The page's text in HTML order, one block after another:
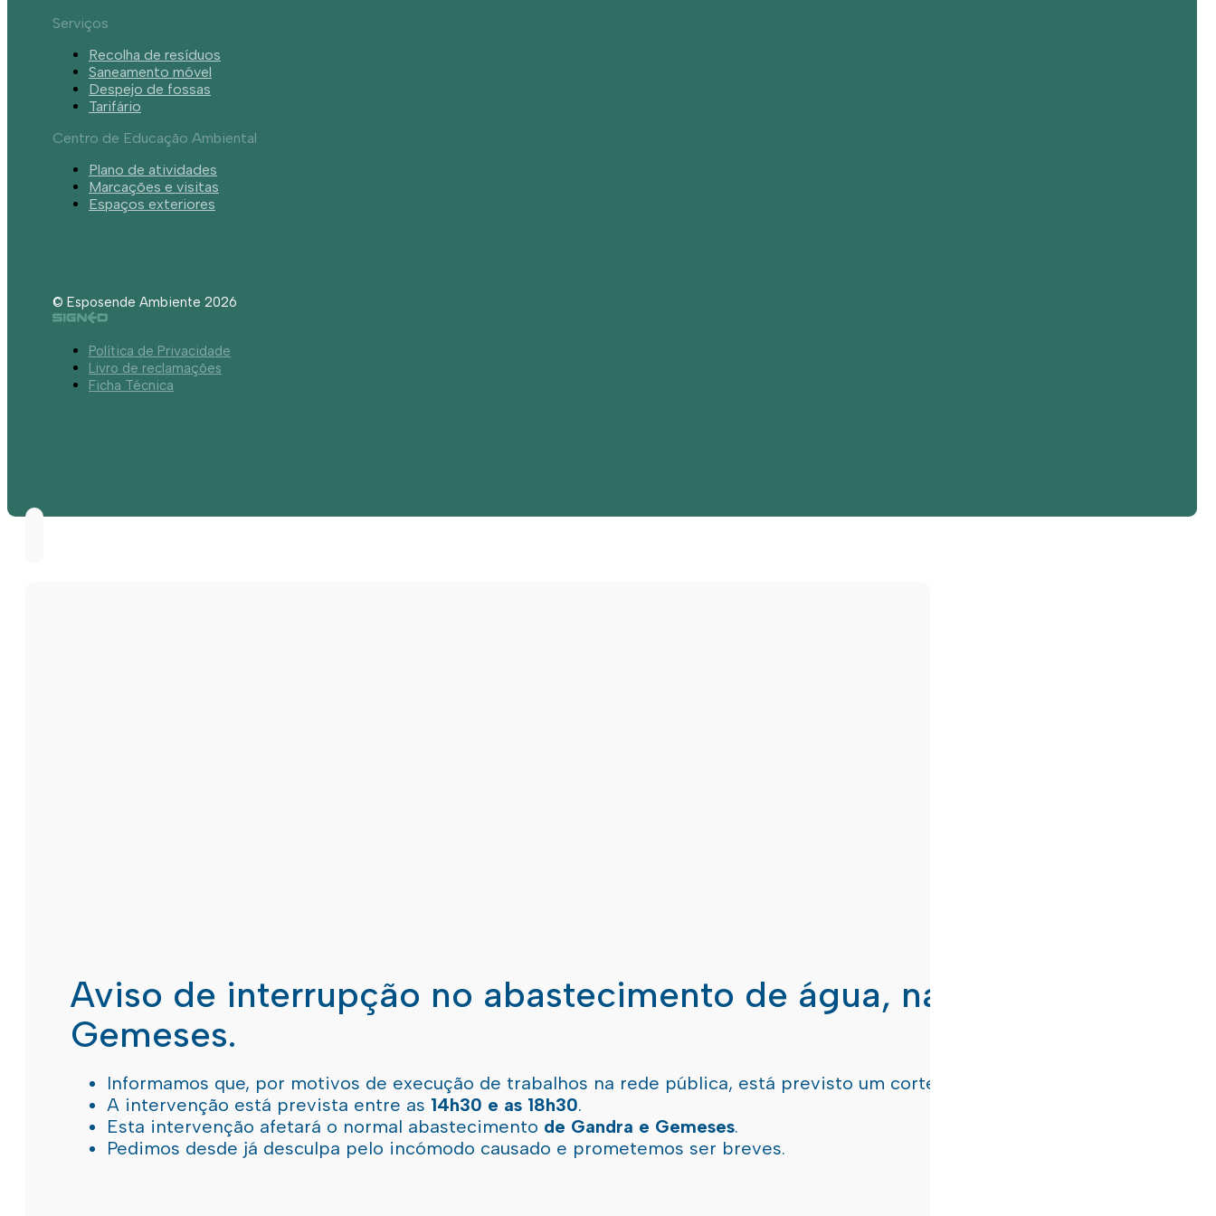
Serviços
Recolha de resíduos
Saneamento móvel
Despejo de fossas
Tarifário
Centro de Educação Ambiental
Plano de atividades
Marcações e visitas
Espaços exteriores
© Esposende Ambiente 2026
Política de Privacidade
Livro de reclamações
Ficha Técnica
Aviso de interrupção no abastecimento de água, nas freguesias de
Gemeses.
Informamos que, por motivos de execução de trabalhos na rede pública, está previsto um corte de água
A intervenção está prevista entre as 14h30 e as 18h30.
Esta intervenção afetará o normal abastecimento de Gandra e Gemeses.
Pedimos desde já desculpa pelo incómodo causado e prometemos ser breves.